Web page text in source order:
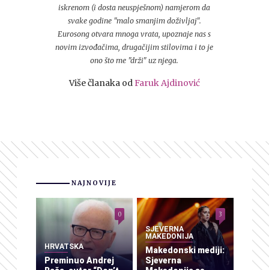
iskrenom (i dosta neuspješnom) namjerom da
svake godine "malo smanjim doživljaj".
Eurosong otvara mnoga vrata, upoznaje nas s
novim izvođačima, drugačijim stilovima i to je
ono što me "drži" uz njega.
Više članaka odFaruk Ajdinović
NAJNOVIJE
HRVATSKA
Preminuo Andrej
0
SJEVERNA
MAKEDONIJA
Makedonski mediji:
Sjeverna
3